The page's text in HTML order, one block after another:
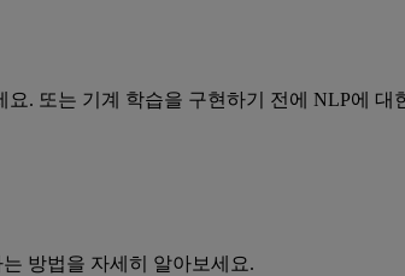
. 또는 기계 학습을 구현하기 전에 NLP에 대
방법을 자세히 알아보세요.